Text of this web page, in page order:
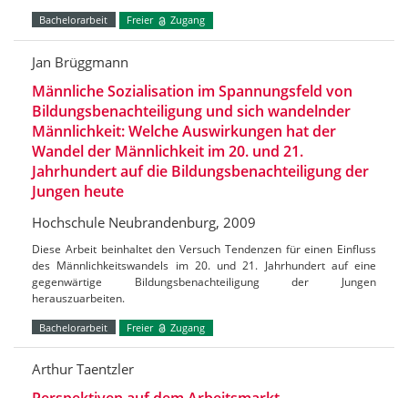
Bachelorarbeit Freier Zugang
Jan Brüggmann
Männliche Sozialisation im Spannungsfeld von
Bildungsbenachteiligung und sich wandelnder
Männlichkeit: Welche Auswirkungen hat der
Wandel der Männlichkeit im 20. und 21.
Jahrhundert auf die Bildungsbenachteiligung der
Jungen heute
Hochschule Neubrandenburg, 2009
Diese Arbeit beinhaltet den Versuch Tendenzen für einen Einfluss
des Männlichkeitswandels im 20. und 21. Jahrhundert auf eine
gegenwärtige Bildungsbenachteiligung der Jungen
herauszuarbeiten.
Bachelorarbeit Freier Zugang
Arthur Taentzler